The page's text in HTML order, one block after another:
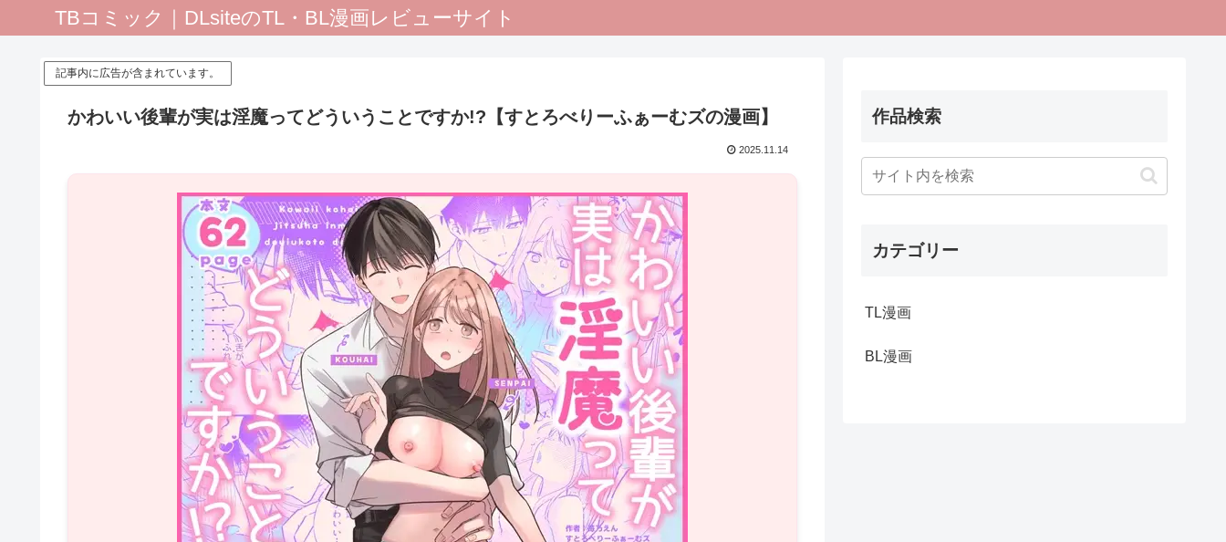
TBコミック｜DLsiteのTL・BL漫画レビューサイト
記事内に広告が含まれています。
かわいい後輩が実は淫魔ってどういうことですか!?【すとろべりーふぁーむズの漫画】
2025.11.14
作品検索
カテゴリー
TL漫画
BL漫画